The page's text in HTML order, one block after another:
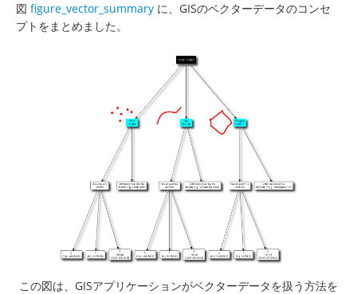
図 figure_vector_summary に、GISのベクターデータのコンセ
プトをまとめました。
この図は、GISアプリケーションがベクターデータを扱う方法を